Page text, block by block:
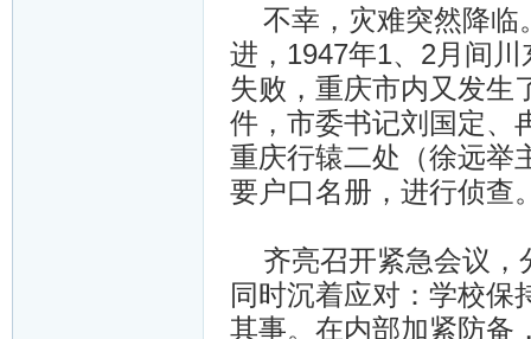
不幸，灾难突然降临
进，1947年1、2月间
失败，重庆市内又发生
件，市委书记刘国定、
重庆行辕二处（徐远举
要户口名册，进行侦查
齐亮召开紧急会议，
同时沉着应对：学校保
其事。在内部加紧防备